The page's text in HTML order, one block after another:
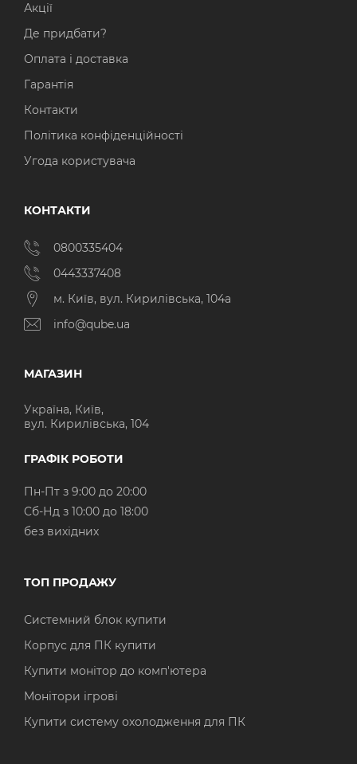
Акції
Де придбати?
Оплата і доставка
Гарантія
Контакти
Політика конфіденційності
Угода користувача
КОНТАКТИ
0800335404
0443337408
м. Київ, вул. Кирилівська, 104а
info@qube.ua
МАГАЗИН
Україна, Київ,
вул. Кирилівська, 104
ГРАФІК РОБОТИ
Пн-Пт з 9:00 до 20:00
Cб-Нд з 10:00 до 18:00
без вихідних
ТОП ПРОДАЖУ
Системний блок купити
Корпус для ПК купити
Купити монітор до комп'ютера
Монітори ігрові
Купити систему охолодження для ПК